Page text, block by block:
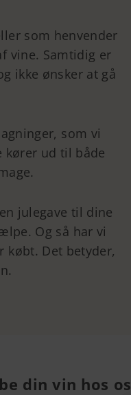
som henvender
vine. Samtidig er
ikke ønsker at gå
som vi
kører ud til både
julegave til dine
Og så har vi
købt. Det betyder,
din vin hos os